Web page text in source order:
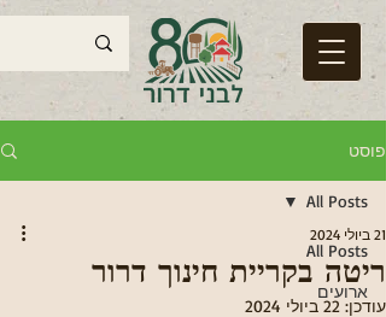
פוסט
All Posts
ארועים
All Posts
ריטה בקריית חינוך דרור
21 ביולי 2024
עודכן: 22 ביולי 2024